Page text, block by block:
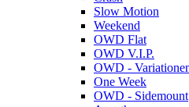
Slow Motion
Weekend
OWD Flat
OWD V.I.P.
OWD -
One Week
OWD - Sidemount